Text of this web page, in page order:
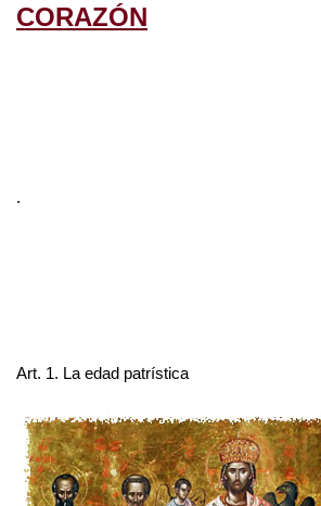
CORAZÓN
.
Art. 1. La edad patrística